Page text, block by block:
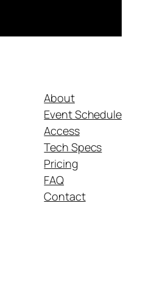
About
Event Schedule
Access
Tech Specs
Pricing
FAQ
Contact